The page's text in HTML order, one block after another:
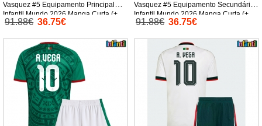
Vasquez #5 Equipamento Principal
Infantil Mundo 2026 Manga Curta (+
Calças curtas)
91.88€ 36.75€
Vasquez #5 Equipamento Secundário
Infantil Mundo 2026 Manga Curta (+
Calças curtas)
91.88€ 36.75€